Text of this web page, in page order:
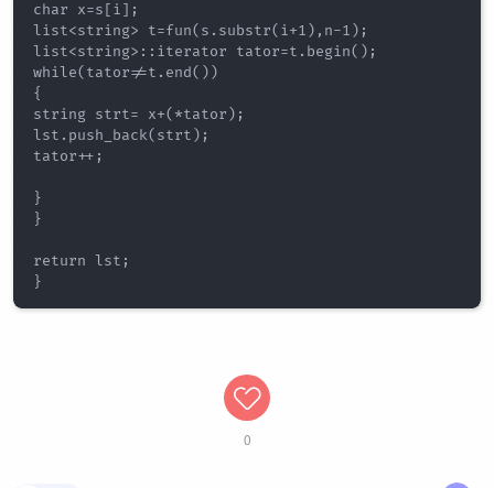
char x=s[i];
list<string> t=fun(s.substr(i+1),n-1);
list<string>::iterator tator=t.begin();
while(tator!=t.end())
{
string strt= x+(*tator);
lst.push_back(strt);
tator++;
}
}
return lst;
0